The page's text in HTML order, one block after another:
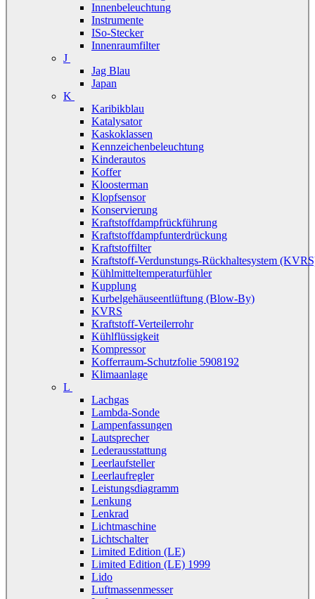
Innenbeleuchtung
Instrumente
ISo-Stecker
Innenraumfilter
J
Jag Blau
Japan
K
Karibikblau
Katalysator
Kaskoklassen
Kennzeichenbeleuchtung
Kinderautos
Koffer
Kloosterman
Klopfsensor
Konservierung
Kraftstoffdampfrückführung
Kraftstoffdampfunterdrückung
Kraftstoffilter
Kraftstoff-Verdunstungs-Rückhaltesystem
Kühlmitteltemperaturfühler
Kupplung
Kurbelgehäuseentlüftung (Blow-By)
KVRS
Kraftstoff-Verteilerrohr
Kühlflüssigkeit
Kompressor
Kofferraum-Schutzfolie 5908192
Klimaanlage
L
Lachgas
Lambda-Sonde
Lampenfassungen
Lautsprecher
Lederausstattung
Leerlaufsteller
Leerlaufregler
Leistungsdiagramm
Lenkung
Lenkrad
Lichtmaschine
Lichtschalter
Limited Edition (LE)
Limited Edition (LE) 1999
Lido
Luftmassenmesser